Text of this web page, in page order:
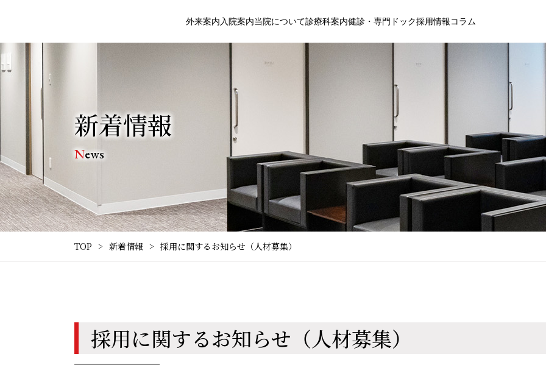
外来案内 入院案内当院について診療科案内健診・専門ドック採用情報コラム
新着情報
News
TOP 新着情報 採用に関するお知らせ（人材募集）
採用に関するお知らせ（人材募集）